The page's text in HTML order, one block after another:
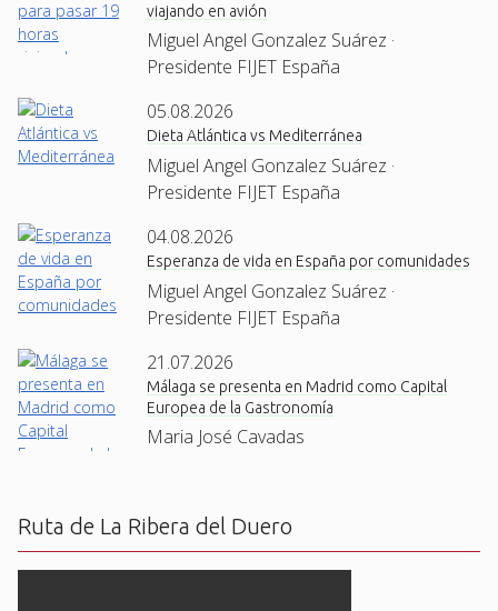
viajando en avión
Miguel Angel Gonzalez Suárez ·
Presidente FIJET España
05.08.2026
Dieta Atlántica vs Mediterránea
Miguel Angel Gonzalez Suárez ·
Presidente FIJET España
04.08.2026
Esperanza de vida en España por comunidades
Miguel Angel Gonzalez Suárez ·
Presidente FIJET España
21.07.2026
Málaga se presenta en Madrid como Capital
Europea de la Gastronomía
Maria José Cavadas
Ruta de La Ribera del Duero